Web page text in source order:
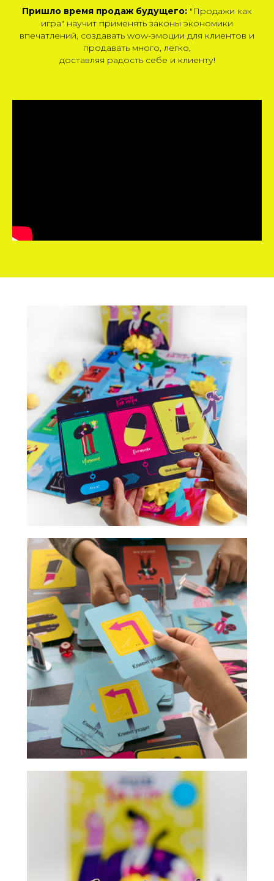
Пришло время продаж будущего: "Продажи как
игра" научит применять законы экономики
впечатлений, создавать wow-эмоции для клиентов и
продавать много, легко,
доставляя радость себе и клиенту!